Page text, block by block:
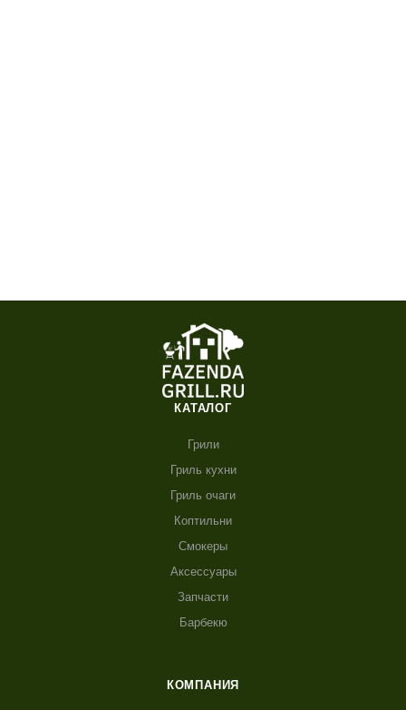
КАТАЛОГ
Грили
Гриль кухни
Гриль очаги
Коптильни
Смокеры
Аксессуары
Запчасти
Барбекю
КОМПАНИЯ